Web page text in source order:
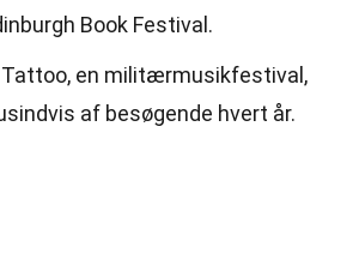
Book Festival.
Tattoo, en militærmusikfestival,
af besøgende hvert år.